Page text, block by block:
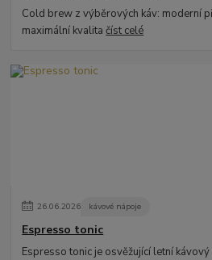
Cold brew z výběrových káv: moderní
maximální kvalitačíst celé
26.06.2026 kávové nápoje
Espresso tonic
Espresso tonic je osvěžující letní